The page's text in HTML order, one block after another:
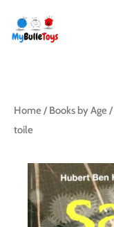
content
Home / Books by Age /
toile